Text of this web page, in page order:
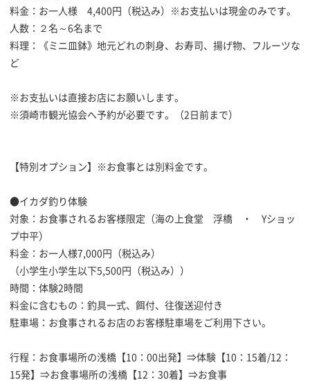
料金：お一人様 4,400円（税込み）※お支払いは現金のみです。
人数：２名～6名まで
料理：《ミニ皿鉢》地元どれの刺身、お寿司、揚げ物、フルーツな
ど
※お支払いは直接お店にお願いします。
※須崎市観光協会へ予約が必要です。（2日前まで）
【特別オプション】※お食事とは別料金です。
●イカダ釣り体験
対象：お食事されるお客様限定（海の上食堂 浮橋 ・ Yショッ
プ中平）
料金：お一人様7,000円（税込み）
（小学生小学生以下5,500円（税込み））
時間：体験2時間
料金に含むもの：釣具一式、餌付、往復送迎付き
駐車場：お食事されるお店のお客様駐車場をご利用下さい。
行程：お食事場所の浅橋【10：00出発】⇒体験【10：15着/12：
15発】⇒お食事場所の浅橋【12：30着】⇒お食事